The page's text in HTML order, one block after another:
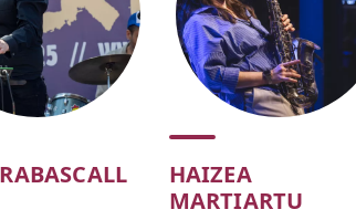
HAIZEA
MARTIARTU